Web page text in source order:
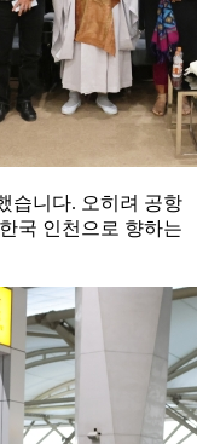
습니다. 오히려 공항
국 인천으로 향하는